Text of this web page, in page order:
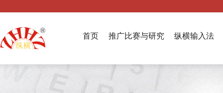
首页 推广比赛与研究 纵横输入法